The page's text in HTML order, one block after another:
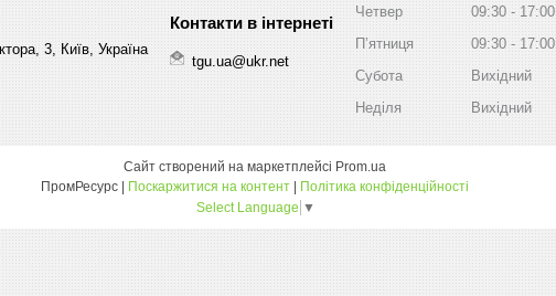
3, Київ, Україна
tgu.ua@ukr.net
Четвер
09:30
17:00
Пʼятниця
09:30
17:00
Субота
Вихідний
Неділя
Вихідний
Сайт створений на маркетплейсі Prom.ua
Поскаржитися на контент
Політика конфіденційності
Select Language ▼